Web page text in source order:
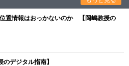
置情報はおっかないのか 【岡嶋教授の
デジタル指南】